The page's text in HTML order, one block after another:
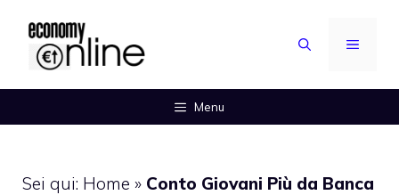
contenuto
MENU
Menu
Sei qui: Home » Conto Giovani Più da Banca